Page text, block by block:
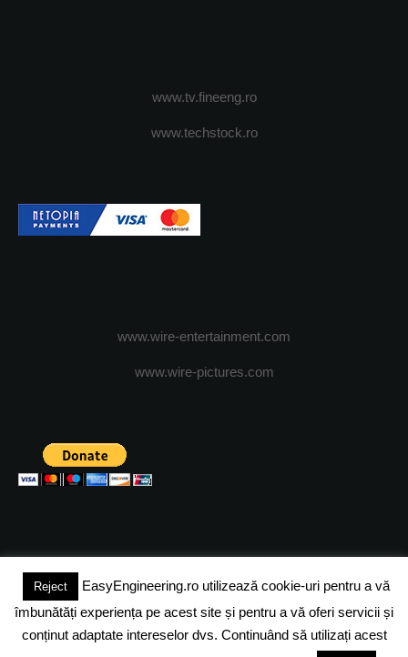
www.tv.fineeng.ro
www.techstock.ro
www.wire-entertainment.com
www.wire-pictures.com
(c) 2024 - FineEngineeringMagazine. All rights reserved.
DESPRE NOI ADVERTISING JOBS DESPRE COOKIES
Reject
EasyEngineering.ro utilizează cookie-uri pentru a vă
îmbunătăți experiența pe acest site și pentru a vă oferi servicii și
conținut adaptate intereselor dvs. Continuând să utilizați acest